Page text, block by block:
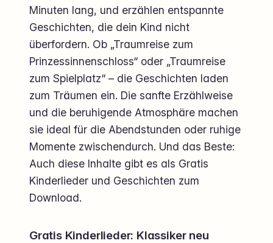
Minuten lang, und erzählen entspannte
Geschichten, die dein Kind nicht
überfordern. Ob „Traumreise zum
Prinzessinnenschloss“ oder „Traumreise
zum Spielplatz“ – die Geschichten laden
zum Träumen ein. Die sanfte Erzählweise
und die beruhigende Atmosphäre machen
sie ideal für die Abendstunden oder ruhige
Momente zwischendurch. Und das Beste:
Auch diese Inhalte gibt es als Gratis
Kinderlieder und Geschichten zum
Download.
Gratis Kinderlieder: Klassiker neu